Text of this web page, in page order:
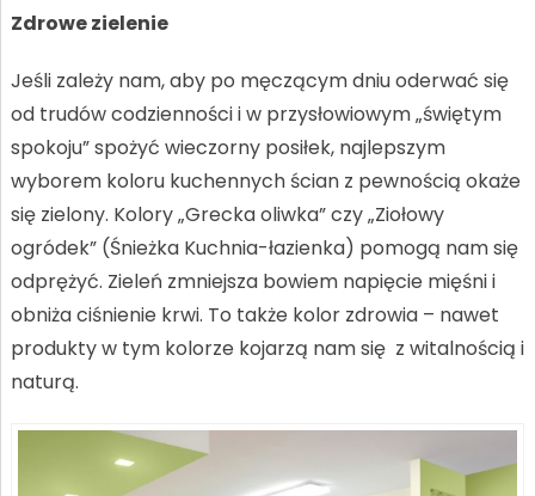
Zdrowe zielenie
Jeśli zależy nam, aby po męczącym dniu oderwać się
od trudów codzienności i w przysłowiowym „świętym
spokoju” spożyć wieczorny posiłek, najlepszym
wyborem koloru kuchennych ścian z pewnością okaże
się zielony. Kolory „Grecka oliwka” czy „Ziołowy
ogródek” (Śnieżka Kuchnia-łazienka) pomogą nam się
odprężyć. Zieleń zmniejsza bowiem napięcie mięśni i
obniża ciśnienie krwi. To także kolor zdrowia – nawet
produkty w tym kolorze kojarzą nam się z witalnością i
naturą.